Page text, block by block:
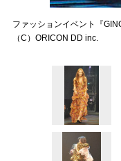
ファッションイベント『
（C）ORICON DD inc.